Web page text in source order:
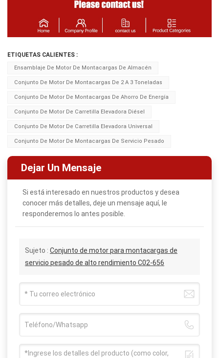
ETIQUETAS CALIENTES :
Ensamblaje De Motor De Montacargas De Almacén
Conjunto De Motor De Montacargas De 2 A 3 Toneladas
Conjunto De Motor De Montacargas De Ahorro De Energía
Conjunto De Motor De Carretilla Elevadora Diésel
Conjunto De Motor De Carretilla Elevadora Universal
Conjunto De Motor De Montacargas De Servicio Pesado
Dejar Un Mensaje
Si está interesado en nuestros productos y desea
conocer más detalles, deje un mensaje aquí, le
responderemos lo antes posible.
Sujeto : Conjunto de motor para montacargas de
servicio pesado de alto rendimiento C02-656